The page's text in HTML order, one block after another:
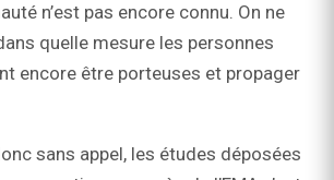
n’est pas encore connu. On ne
quelle mesure les personnes
encore être porteuses et propager
sans appel, les études déposées